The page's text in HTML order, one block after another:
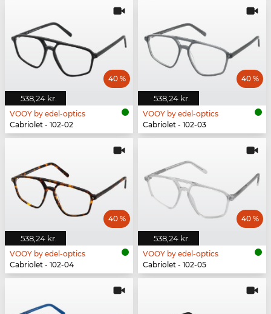
538,24 kr.
40 %
VOOY by edel-optics
Cabriolet - 102-02
538,24 kr.
40 %
VOOY by edel-optics
Cabriolet - 102-03
538,24 kr.
40 %
VOOY by edel-optics
Cabriolet - 102-04
538,24 kr.
40 %
VOOY by edel-optics
Cabriolet - 102-05